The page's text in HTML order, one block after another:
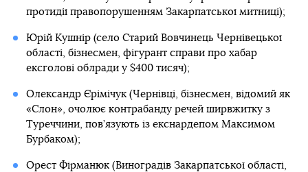
протидії правопорушенням Закарпатської митниці);
Юрій Кушнір (село Старий Вовчинець Чернівецької
області, бізнесмен, фігурант справи про хабар
ексголові облради у $400 тисяч);
Олександр Єрімічук (Чернівці, бізнесмен, відомий як
«Слон», очолює контрабанду речей ширвжитку з
Туреччини, пов’язують із екснардепом Максимом
Бурбаком);
Орест Фірманюк (Виноградів Закарпатської області,